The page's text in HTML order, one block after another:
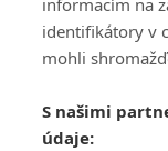
identifikátory v
mohli
S našimi
údaje: